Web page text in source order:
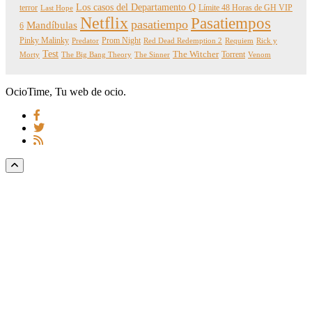
terror Last Hope Los casos del Departamento Q Límite 48 Horas de GH VIP
6 Mandíbulas Netflix pasatiempo Pasatiempos
Pinky Malinky Predator Prom Night Red Dead Redemption 2 Requiem Rick y
Morty Test The Big Bang Theory The Sinner The Witcher Torrent Venom
OcioTime, Tu web de ocio.